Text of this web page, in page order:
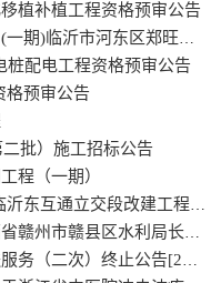
植补植工程资格预审公告
区郑旺镇大官庄还建项目（一期）
桩配电工程资格预审公告
格预审公告
批）施工招标公告
程（一期）
建工程快速化智慧公路施工招标公告
（项目编号：JXXY2026-GX-J002）的电子化竞争性谈判公告
（二次）终止公告[2026]